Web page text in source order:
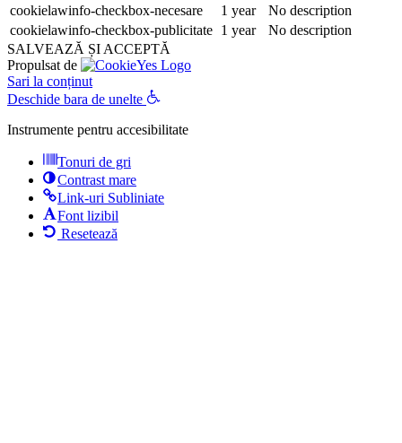
cookielawinfo-checkbox-necesare
1 year
No description
cookielawinfo-checkbox-publicitate 1 year
No description
SALVEAZĂ ȘI ACCEPTĂ
Propulsat de
Sari la conținut
Deschide bara de unelte
Instrumente pentru accesibilitate
Tonuri de gri
Contrast mare
Link-uri Subliniate
Font lizibil
Resetează